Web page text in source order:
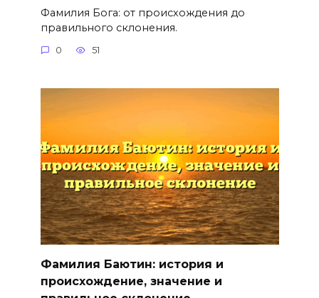
Фамилия Бога: от происхождения до
правильного склонения.
0 51
Фамилия Баютин: история и
происхождение, значение и